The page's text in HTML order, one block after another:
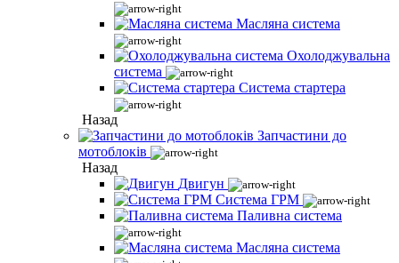
Масляна система
Охолоджувальна
система
Система стартера
Назад
Запчастини до
мотоблоків
Назад
Двигун
Система ГРМ
Паливна система
Масляна система